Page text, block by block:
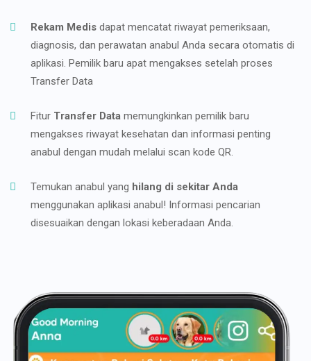
Rekam Medis dapat mencatat riwayat pemeriksaan,
diagnosis, dan perawatan anabul Anda secara otomatis di
aplikasi. Pemilik baru apat mengakses setelah proses
Transfer Data
Fitur Transfer Data memungkinkan pemilik baru
mengakses riwayat kesehatan dan informasi penting
anabul dengan mudah melalui scan kode QR.
Temukan anabul yang hilang di sekitar Anda
menggunakan aplikasi anabul! Informasi pencarian
disesuaikan dengan lokasi keberadaan Anda.